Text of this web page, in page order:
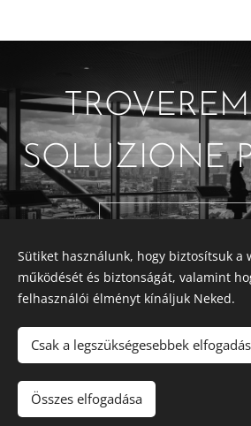
SOLUZIONE
© 2025 Dr. Vásárhelyi Árpád
.
Cookies
Magyar
Sütiket használunk, hogy biztosítsuk a
működését és biztonságát, valamint
felhasználói élményt kínáljuk Neked.
Csak a legszükségesebbek
Összes elfogadása